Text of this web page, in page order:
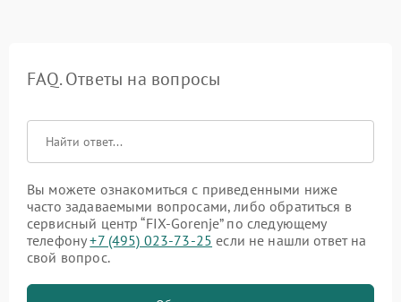
FAQ. Ответы на вопросы
Вы можете ознакомиться с приведенными ниже
часто задаваемыми вопросами, либо обратиться в
сервисный центр “FIX-Gorenje” по следующему
телефону+7 (495) 023-73-25 если не нашли ответ на
свой вопрос.